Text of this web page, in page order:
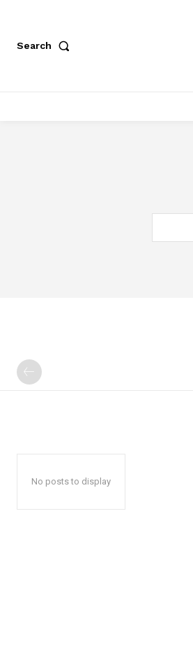
Search
No posts to display